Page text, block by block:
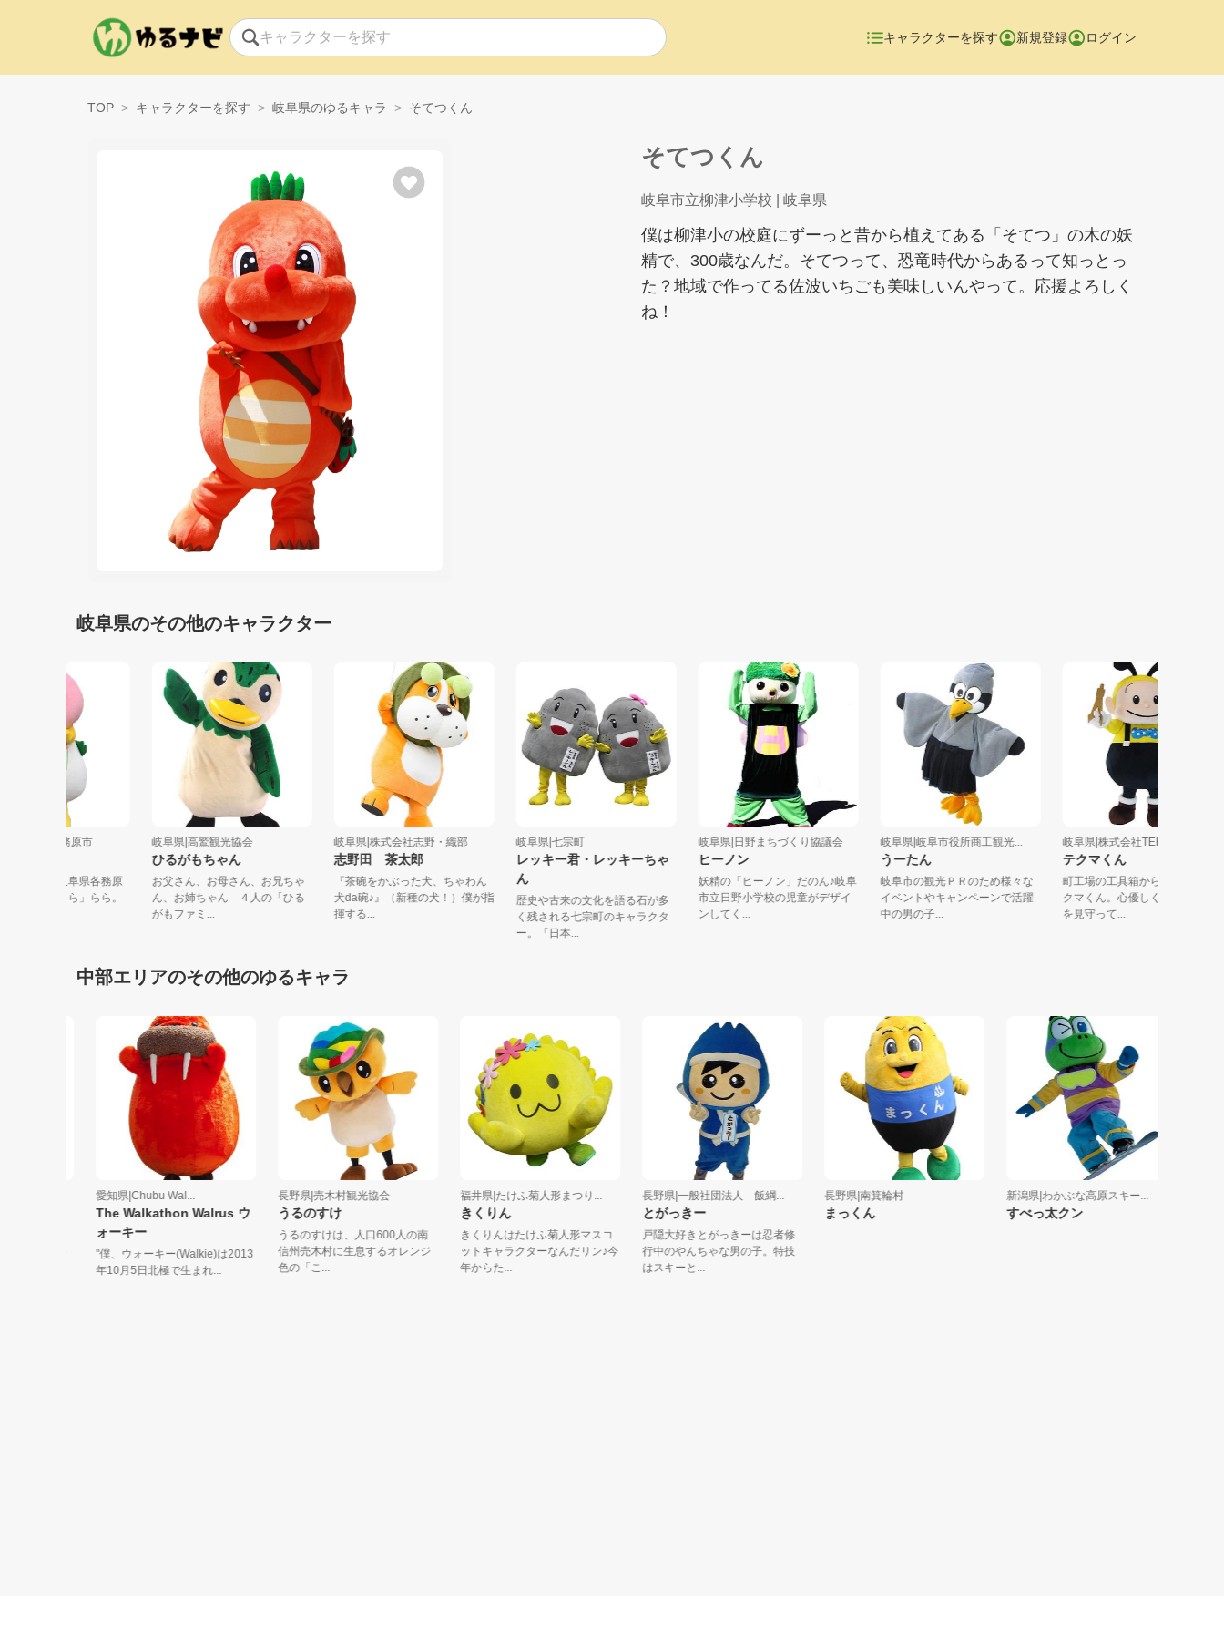
キャラクターを探す 新規登録 ログイン
TOP キャラクターを探す 岐阜県のゆるキャラ そてつくん
そてつくん
岐阜市立柳津小学校 | 岐阜県
僕は柳津小の校庭にずーっと昔から植えてある「そてつ」の木の妖
精で、300歳なんだ。そてつって、恐竜時代からあるって知っとっ
た？地域で作ってる佐波いちごも美味しいんやって。応援よろしく
ね！
岐阜県のその他のキャラクター
県|岐阜県 各務原市
きれいな街、岐阜県各務原
桜の妖精「ららら」らら。
岐阜県|高鷲観光協会
ひるがもちゃん
お父さん、お母さん、お兄ちゃ
ん、お姉ちゃん ４人の「ひる
がもファミ...
岐阜県|株式会社志野・織部
志野田 茶太郎
『茶碗をかぶった犬、ちゃわん
犬da碗♪』（新種の犬！）僕が指
揮する...
岐阜県|七宗町
レッキー君・レッキーちゃ
歴史や古来の文化を語る石が多
く残される七宗町のキャラクタ
ー。「日本...
岐阜県|日野まちづくり協議会
ヒーノン
妖精の「ヒーノン」だのん♪岐阜
市立日野小学校の児童がデザイ
ンしてく...
岐阜県|岐阜市役所商工観光...
うーたん
岐阜市の観光ＰＲのため様々な
イベントやキャンペーンで活躍
中の男の子...
岐阜県|株式会社TEKNIA
テクマくん
町工場の工具箱から誕生した
クマくん。心優しくモノづく
を見守って...
中部エリアのその他のゆるキャラ
愛知県|Chubu Wal...
The Walkathon Walrus ウ
ォーキー
"僕、ウォーキー(Walkie)は2013
年10月5日北極で生まれ...
長野県|売木村観光協会
うるのすけ
うるのすけは、人口600人の南
信州売木村に生息するオレンジ
色の「こ...
福井県|たけふ菊人形まつり...
きくりん
きくりんはたけふ菊人形マスコ
ットキャラクターなんだリン♪今
年からた...
長野県|一般社団法人 飯綱...
とがっきー
戸隠大好きとがっきーは忍者修
行中のやんちゃな男の子。特技
はスキーと...
長野県|南箕輪村
まっくん
新潟県|わかぶな高原スキー...
すべっ太クン